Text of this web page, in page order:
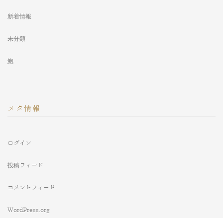
新着情報
未分類
鮑
メタ情報
ログイン
投稿フィード
コメントフィード
WordPress.org